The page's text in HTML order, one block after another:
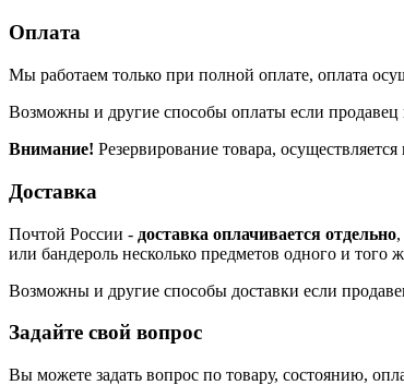
Оплата
Мы работаем только при полной оплате, оплата
Возможны и другие способы оплаты если продавец
Внимание! Резервирование товара,
Доставка
Почтой России - доставка оплачивается отдельно
или бандероль несколько предметов одного и того
Возможны и другие способы доставки если
Задайте свой вопрос
Вы можете задать вопрос по товару, состоянию,